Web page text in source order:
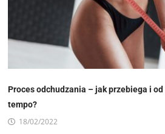
Proces odchudzania – jak przebiega i
tempo?
18/02/2022